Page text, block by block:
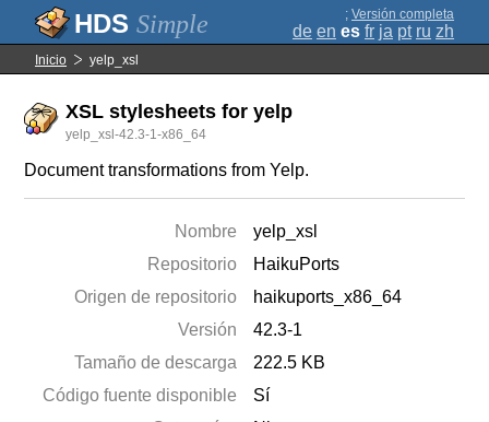
Simple ; Versión completa
de en es fr ja pt ru zh
Inicio yelp_xsl
XSL stylesheets for yelp
yelp_xsl-42.3-1-x86_64
Document transformations from Yelp.
Nombre
yelp_xsl
Repositorio
HaikuPorts
Origen de repositorio
haikuports_x86_64
Versión
42.3-1
Tamaño de descarga
222.5 KB
Código fuente disponible
Sí